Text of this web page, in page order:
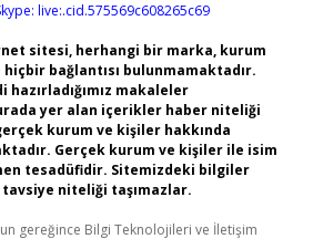
live:.cid.575569c608265c69
sitesi, herhangi bir marka, kurum
bağlantısı bulunmamaktadır.
hazırladığımız makaleler
yer alan içerikler haber niteliği
kurum ve kişiler hakkında
Gerçek kurum ve kişiler ile isim
tesadüfidir. Sitemizdeki bilgiler
niteliği taşımazlar.
gereğince Bilgi Teknolojileri ve İletişim